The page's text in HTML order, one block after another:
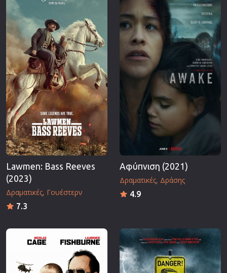
Lawmen: Bass Reeves
(2023)
Δραματικές Γουέστερν
7.3
Αφύπνιση (2021)
Δραματικές Δράσης
4.9